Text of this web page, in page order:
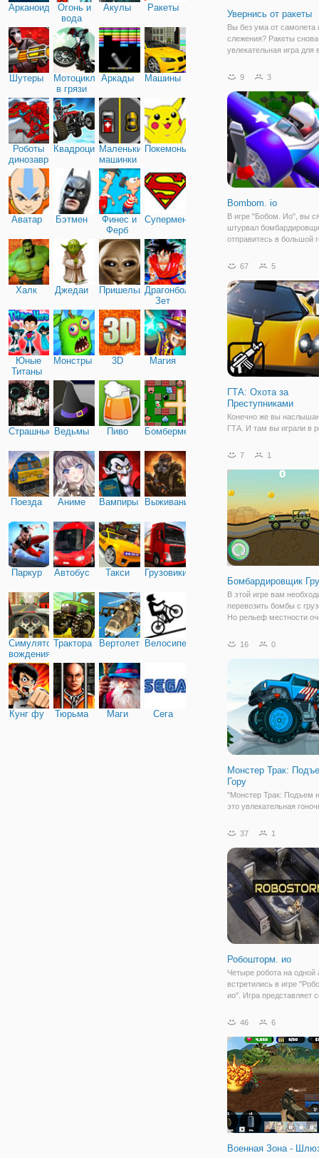
Арканоид
Огонь и
вода
Акулы Ракеты
Шутеры
Мотоциклы
в грязи
Аркады Машины
Роботы
динозавры
КвадроциклыМаленькие
машинки
Покемоны
Аватар Бэтмен
Финес и
Ферб
Супермен
Халк Джедаи ПришельцыДрагонболл
Зет
Юные
Титаны
Монстры 3D Магия
Страшные Ведьмы Пиво Бомбермен
Поезда Аниме Вампиры Выживание
Паркур Автобус Такси Грузовики
Симулятор
вождения
Трактора ВертолетыВелосипед
Кунг фу Тюрьма Маги Сега
Увернись от ракеты
Вы без ума от самолета
слежения? Ракеты
увлекательная игра для
игре вам нужно
других препятствий,
9 3
Bombom. io
В игре "Бобом. Ио", вы
штурвал
отправитесь в большой
игры состоит в том, что
уничтожать всё на
течение
67 5
ГТА: Охота за
Преступниками
Конечно же вы
ГТА. И там вы играли в
"ГТА: Охота за
истории. А именно,
7 1
Бомбардировщик
В этой игре вам
перевозить бомбы с
Но рельеф местности
едете будет тяжело.
16 0
Монстер Трак:
Гору
"Монстер Трак: Подъем
это увлекательная
возможность
рулем настоящего
Вам предстоит
тяжелый подъем по
37 1
Робошторм. ио
Четыре робота на одной
встретились в игре
ио". Игра представляет
оказались здесь, чтобы
внимательности и
Итак, на
46 6
Военная Зона -